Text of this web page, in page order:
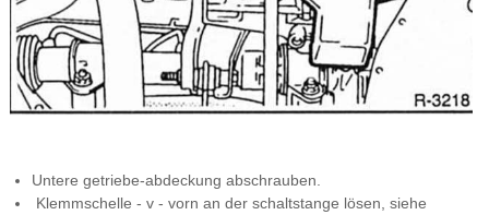
Untere getriebe-abdeckung abschrauben.
Klemmschelle - v - vorn an der schaltstange lösen, siehe